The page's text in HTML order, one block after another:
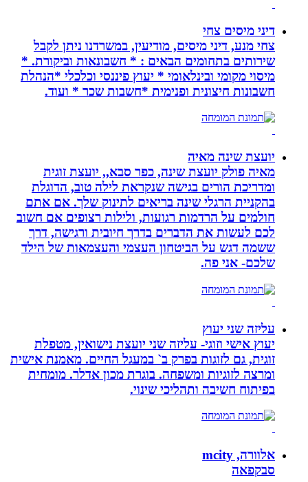
דיני מיסים צחי
צחי מנע, דיני מיסים, מודיעין, במשרדנו ניתן לקבל
שירותים בתחומים הבאים : * חשבונאות וביקורת. *
מיסוי מקומי ובינלאומי * יעוץ פיננסי וכלכלי *הנהלת
חשבונות חיצונית ופנימית *חשבות שכר * ועוד.
יועצת שינה מאיה
מאיה פולק יועצת שינה, כפר סבא,, יועצת זוגית
ומדריכת הורים בגישה שנקראת לילה טוב, הדוגלת
בהקניית הרגלי שינה בריאים לתינוק שלך. אם אתם
חולמים על הרדמות רגועות, ולילות רצופים אם חשוב
לכם לעשות את הדברים בדרך חיובית ורגישה, דרך
ששמה דגש על הביטחון העצמי והעצמאות של הילד
שלכם- אני פה.
עליזה שני יעוץ
יעוץ אישי וזוגי- עליזה שני יועצת נישואין, מטפלת
זוגית, גם לזוגות בפרק ב` במעגל החיים. מאמנת אישית
ומרצה לזוגיות ומשפחה. בוגרת מכון אדלר. מומחית
בפיתוח חשיבה ותהליכי שינוי.
אלוורה, mcity
סבקפאה